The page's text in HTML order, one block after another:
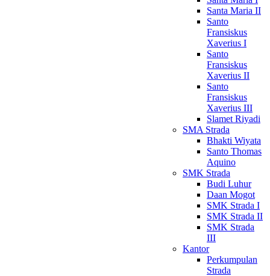
Santa Maria II
Santo
Fransiskus
Xaverius I
Santo
Fransiskus
Xaverius II
Santo
Fransiskus
Xaverius III
Slamet Riyadi
SMA Strada
Bhakti Wiyata
Santo Thomas
Aquino
SMK Strada
Budi Luhur
Daan Mogot
SMK Strada I
SMK Strada II
SMK Strada
III
Kantor
Perkumpulan
Strada